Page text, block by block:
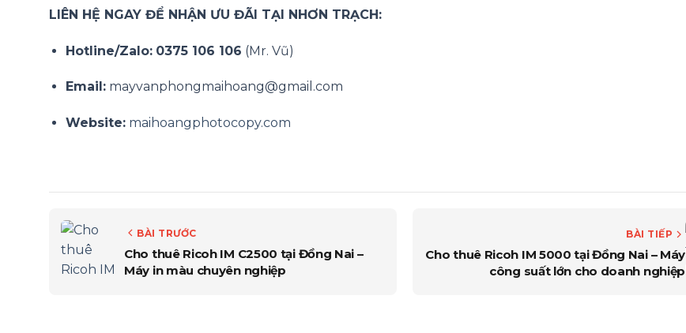
LIÊN HỆ NGAY ĐỂ NHẬN ƯU ĐÃI TẠI NHƠN TRẠCH:
Hotline/Zalo: 0375 106 106 (Mr. Vũ)
Email:mayvanphongmaihoang@gmail.com
Website: maihoangphotocopy.com
BÀI TRƯỚC
Cho thuê Ricoh IM C2500 tại Đồng Nai –
Máy in màu chuyên nghiệp
BÀI TIẾP
Cho thuê Ricoh IM 5000 tại Đồng Nai – Máy
công suất lớn cho doanh nghiệp